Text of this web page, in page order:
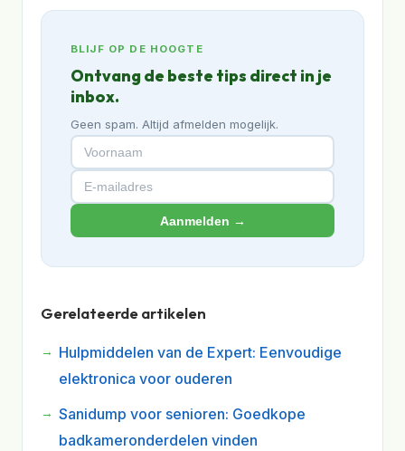
BLIJF OP DE HOOGTE
Ontvang de beste tips direct in je
inbox.
Geen spam. Altijd afmelden mogelijk.
Aanmelden →
Gerelateerde artikelen
Hulpmiddelen van de Expert: Eenvoudige
elektronica voor ouderen
Sanidump voor senioren: Goedkope
badkameronderdelen vinden